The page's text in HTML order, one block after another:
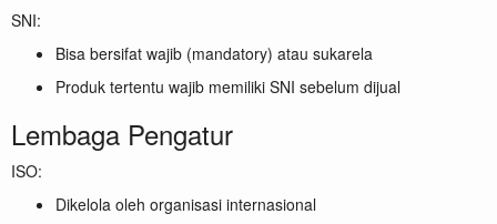
SNI:
Bisa bersifat wajib (mandatory) atau sukarela
Produk tertentu wajib memiliki SNI sebelum dijual
Lembaga Pengatur
ISO:
Dikelola oleh organisasi internasional